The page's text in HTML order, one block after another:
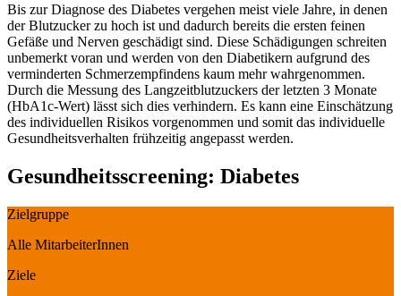
Bis zur Diagnose des Diabetes vergehen meist viele Jahre, in denen
der Blutzucker zu hoch ist und dadurch bereits die ersten feinen
Gefäße und Nerven geschädigt sind. Diese Schädigungen schreiten
unbemerkt voran und werden von den Diabetikern aufgrund des
verminderten Schmerzempfindens kaum mehr wahrgenommen.
Durch die Messung des Langzeitblutzuckers der letzten 3 Monate
(HbA1c-Wert) lässt sich dies verhindern. Es kann eine Einschätzung
des individuellen Risikos vorgenommen und somit das individuelle
Gesundheitsverhalten frühzeitig angepasst werden.
Gesundheitsscreening: Diabetes
Zielgruppe
Alle MitarbeiterInnen
Ziele